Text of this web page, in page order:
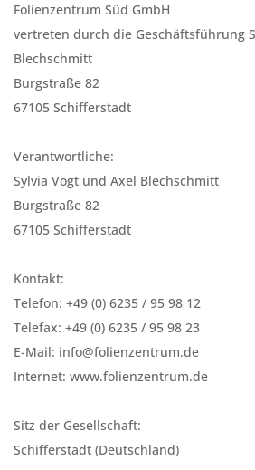
Folienzentrum Süd GmbH
vertreten durch die Geschäftsführung
Blechschmitt
Burgstraße 82
67105 Schifferstadt
Verantwortliche:
Sylvia Vogt und Axel Blechschmitt
Burgstraße 82
67105 Schifferstadt
Kontakt:
Telefon: +49 (0) 6235 / 95 98 12
Telefax: +49 (0) 6235 / 95 98 23
E-Mail: info@folienzentrum.de
Internet: www.folienzentrum.de
Sitz der Gesellschaft:
Schifferstadt (Deutschland)